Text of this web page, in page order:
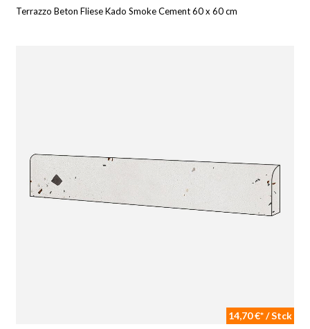
Terrazzo Beton Fliese Kado Smoke Cement 60 x 60 cm
14,70 €* / Stck